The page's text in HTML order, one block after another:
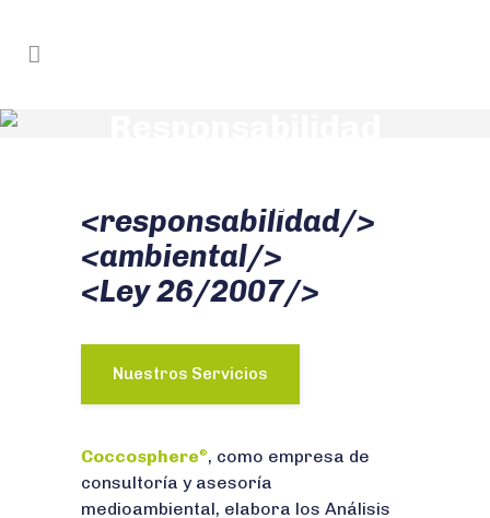
Jaén
<responsabilidad/>
<ambiental/>
<Ley 26/2007/>
Nuestros Servicios
Coccosphere® , como empresa de
consultoría y asesoría
medioambiental, elabora los Análisis